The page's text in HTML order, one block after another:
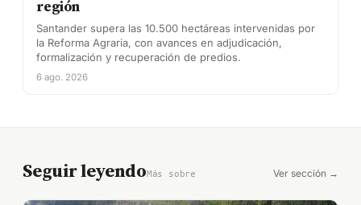
región
Santander supera las 10.500 hectáreas intervenidas por
la Reforma Agraria, con avances en adjudicación,
formalización y recuperación de predios.
6 ago. 2026
Seguir leyendoMás sobre Ver sección →